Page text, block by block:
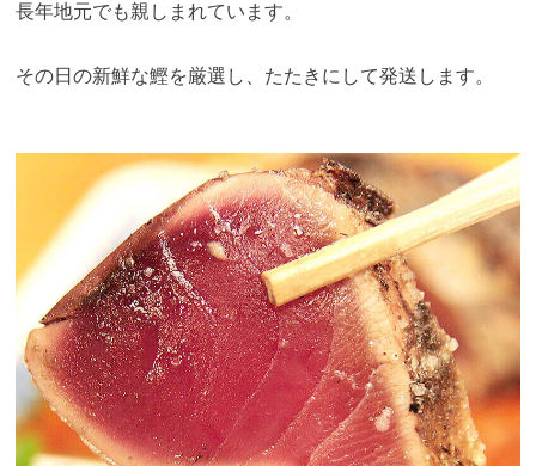
長年地元でも親しまれています。
その日の新鮮な鰹を厳選し、たたきにして発送します。